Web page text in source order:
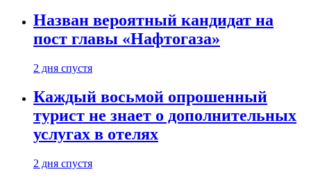
Назван вероятный кандидат на
пост главы «Нафтогаза»
2 дня спустя
Каждый восьмой опрошенный
турист не знает о дополнительных
услугах в отелях
2 дня спустя